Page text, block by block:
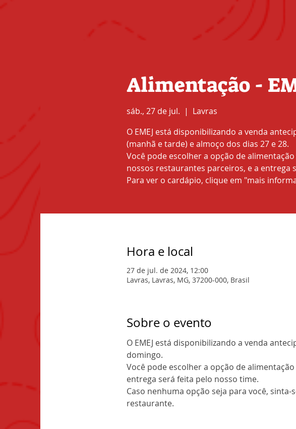
Alimentação -
sáb., 27 de jul.
  |
Lavras
O EMEJ está disponibilizando a venda
(manhã e tarde) e almoço dos dias 27 e 28.
Você pode escolher a opção de
nossos restaurantes parceiros, e a entrega
Para ver o cardápio, clique em "mais
Hora e local
27 de jul. de 2024, 12:00
Lavras, Lavras, MG, 37200-000, Brasil
Sobre o evento
O EMEJ está disponibilizando a venda
domingo.
Você pode escolher a opção de
entrega será feita pelo nosso time.
Caso nenhuma opção seja para você,
restaurante.